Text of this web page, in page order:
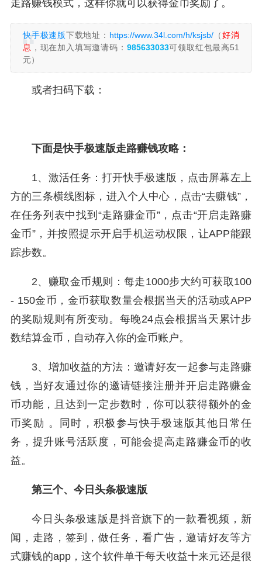
走路赚钱模式，这样你就可以获得金币奖励了。
快手极速版下载地址： https://www.34l.com/h/ksjsb/（好消
息 ，现在加入填写邀请码： 985633033可领取红包最高51
元）
或者扫码下载：
下面是快手极速版走路赚钱攻略：
1、激活任务：打开快手极速版，点击屏幕左上
方的三条横线图标，进入个人中心，点击“去赚钱”，
在任务列表中找到“走路赚金币”，点击“开启走路赚
金币”，并按照提示开启手机运动权限，让APP能跟
踪步数。
2、赚取金币规则：每走1000步大约可获取100
- 150金币，金币获取数量会根据当天的活动或APP
的奖励规则有所变动。每晚24点会根据当天累计步
数结算金币，自动存入你的金币账户。
3、增加收益的方法：邀请好友一起参与走路赚
钱，当好友通过你的邀请链接注册并开启走路赚金
币功能，且达到一定步数时，你可以获得额外的金
币奖励 。同时，积极参与快手极速版其他日常任
务，提升账号活跃度，可能会提高走路赚金币的收
益。
第三个、今日头条极速版
今日头条极速版是抖音旗下的一款看视频，新
闻，走路，签到，做任务，看广告，邀请好友等方
式赚钱的app，这个软件单干每天收益十来元还是很